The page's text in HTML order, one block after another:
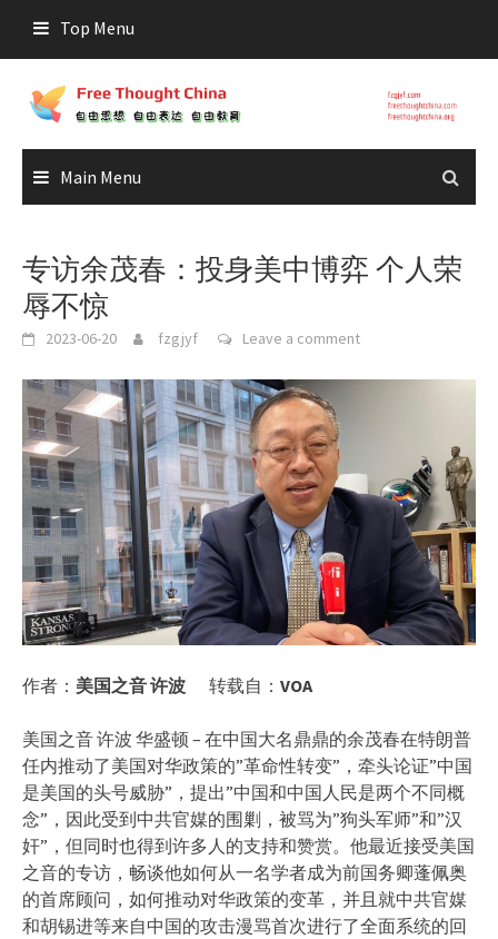
content
Top Menu
Main Menu
专访余茂春：投身美中博弈 个人荣
辱不惊
2023-06-20 fzgjyf Leave a comment
作者： 美国之音 许波 转载自： VOA
美国之音 许波 华盛顿 – 在中国大名鼎鼎的余茂春在特朗普
任内推动了美国对华政策的”革命性转变”，牵头论证”中国
是美国的头号威胁”，提出”中国和中国人民是两个不同概
念”，因此受到中共官媒的围剿，被骂为”狗头军师”和”汉
奸”，但同时也得到许多人的支持和赞赏。他最近接受美国
之音的专访，畅谈他如何从一名学者成为前国务卿蓬佩奥
的首席顾问，如何推动对华政策的变革，并且就中共官媒
和胡锡进等来自中国的攻击漫骂首次进行了全面系统的回